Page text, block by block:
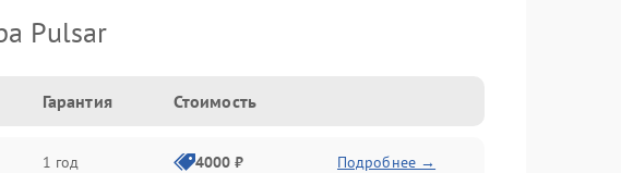
Pulsar
Гарантия Стоимость
1 год 4000 ₽ Подробнее →